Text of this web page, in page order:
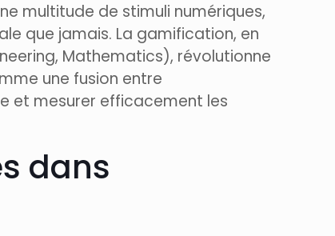
multitude de stimuli numériques,
que jamais. La gamification, en
Mathematics), révolutionne
une fusion entre
et mesurer efficacement les
dans